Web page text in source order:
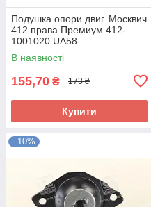
Подушка опори двиг. Москвич
412 права Премиум 412-
1001020 UA58
В наявності
155,70 ₴ 173 ₴
Купити
–10%